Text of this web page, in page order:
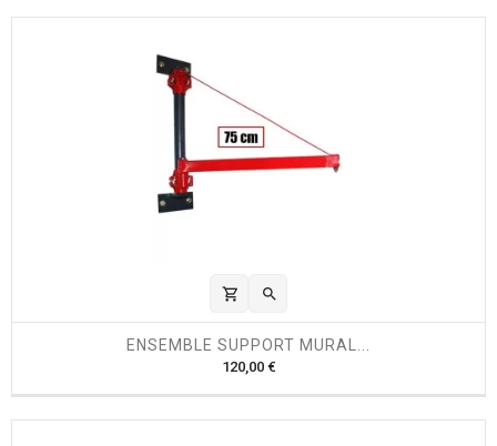
x
shopping_cart 
ENSEMBLE SUPPORT MURAL...
120,00 €P
x